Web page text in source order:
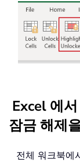
Excel 에
잠금 해제
전체 워크북에